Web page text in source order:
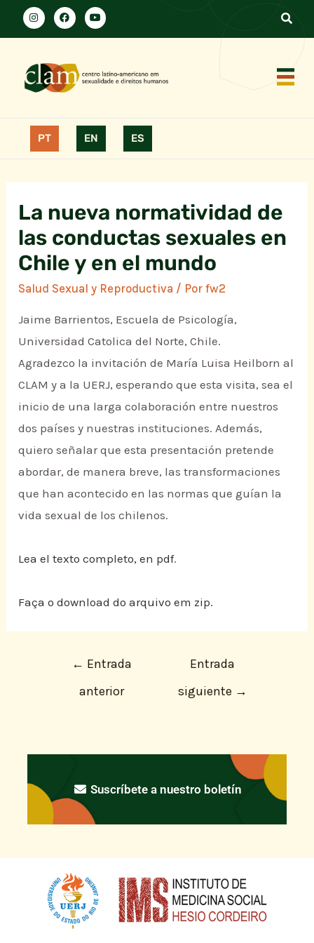
PT EN ES
La nueva normatividad de
las conductas sexuales en
Chile y en el mundo
Salud Sexual y Reproductiva / Porfw2
Jaime Barrientos, Escuela de Psicología,
Universidad Catolica del Norte, Chile.
Agradezco la invitación de María Luisa Heilborn al
CLAM y a la UERJ, esperando que esta visita, sea el
inicio de una larga colaboración entre nuestros
dos países y nuestras instituciones. Además,
quiero señalar que esta presentación pretende
abordar, de manera breve, las transformaciones
que han acontecido en las normas que guían la
vida sexual de los chilenos.
Lea el texto completo, en pdf.
Faça o download do arquivo em zip.
← Entrada
anterior
Entrada
siguiente →
Suscríbete a nuestro boletín